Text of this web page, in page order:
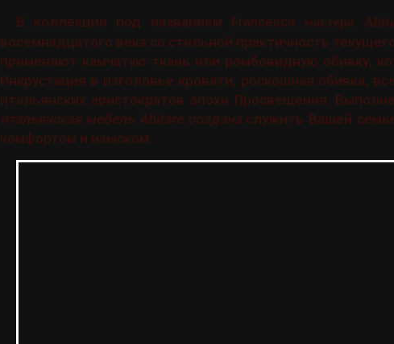
В коллекции под названием Francesca мастера
восемнадцатого века со стильной практичность
применяют камчатую ткань или ромбовидную обивку,
Инкрустация в изголовье кровати, роскошная обивка,
итальянских аристократов эпохи Просвещения.
итальянская мебель Abitare созданаслужить Вашей
комфортом и изыском.